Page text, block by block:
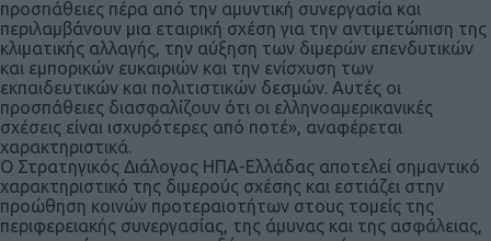
προσπάθειες πέρα από την αμυντική συνεργασία και
περιλαμβάνουν μια εταιρική σχέση για την αντιμετώπιση της
κλιματικής αλλαγής, την αύξηση των διμερών επενδυτικών
και εμπορικών ευκαιριών και την ενίσχυση των
εκπαιδευτικών και πολιτιστικών δεσμών. Αυτές οι
προσπάθειες διασφαλίζουν ότι οι ελληνοαμερικανικές
σχέσεις είναι ισχυρότερες από ποτέ», αναφέρεται
χαρακτηριστικά.
Ο Στρατηγικός Διάλογος ΗΠΑ-Ελλάδας αποτελεί σημαντικό
χαρακτηριστικό της διμερούς σχέσης και εστιάζει στην
προώθηση κοινών προτεραιοτήτων στους τομείς της
περιφερειακής συνεργασίας, της άμυνας και της ασφάλειας,